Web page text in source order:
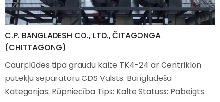
C.P. BANGLADESH CO., LTD., ČITAGONGA
(CHITTAGONG)
Caurplūdes tipa graudu kalte TK4-24 ar Centriklon
putekļu separatoru CDS Valsts: Bangladeša
Kategorijas: Rūpniecība Tips: Kalte Statuss: Pabeigts